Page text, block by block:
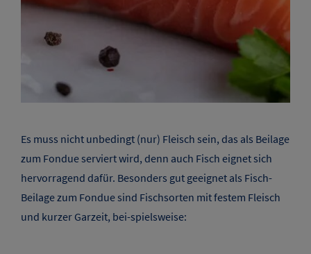
Es muss nicht unbedingt (nur) Fleisch sein, das als Beilage
zum Fondue serviert wird, denn auch Fisch eignet sich
hervorragend dafür. Besonders gut geeignet als Fisch-
Beilage zum Fondue sind Fischsorten mit festem Fleisch
und kurzer Garzeit, bei-spielsweise: